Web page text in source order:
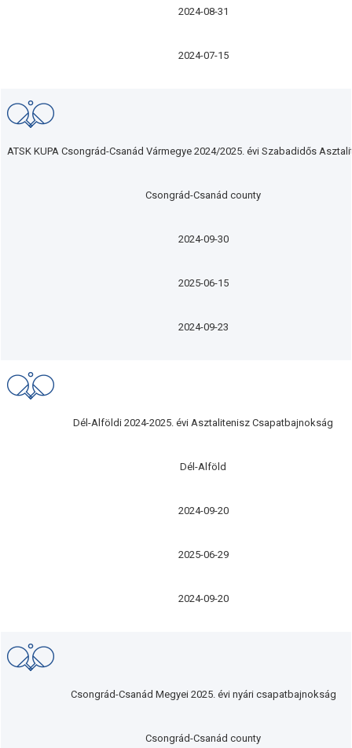
2024-08-31
2024-07-15
ATSK KUPA Csongrád-Csanád Vármegye 2024/2025. évi Szabadidős
Csongrád-Csanád county
2024-09-30
2025-06-15
2024-09-23
Dél-Alföldi 2024-2025. évi Asztalitenisz Csapatbajnokság
Dél-Alföld
2024-09-20
2025-06-29
2024-09-20
Csongrád-Csanád Megyei 2025. évi nyári csapatbajnokság
Csongrád-Csanád county